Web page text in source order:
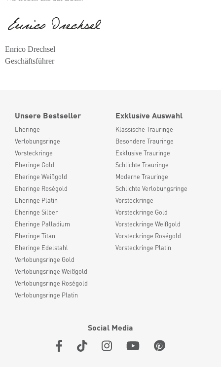
Enrico Drechsel
Geschäftsführer
Unsere Bestseller
Eheringe
Verlobungsringe
Vorsteckringe
Eheringe Gold
Eheringe Weißgold
Eheringe Roségold
Eheringe Platin
Eheringe Silber
Eheringe Palladium
Eheringe Titan
Eheringe Edelstahl
Verlobungsringe Gold
Verlobungsringe Weißgold
Verlobungsringe Roségold
Verlobungsringe Platin
Exklusive Auswahl
Klassische Trauringe
Besondere Trauringe
Exklusive Trauringe
Schlichte Trauringe
Moderne Trauringe
Schlichte Verlobungsringe
Vorsteckringe
Vorsteckringe Gold
Vorsteckringe Weißgold
Vorsteckringe Roségold
Vorsteckringe Platin
Social Media